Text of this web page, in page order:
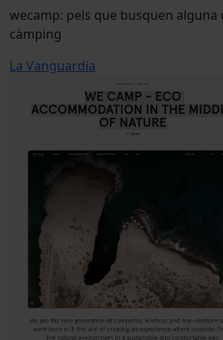
wecamp: pels que busquen alguna
càmping
La Vanguardia